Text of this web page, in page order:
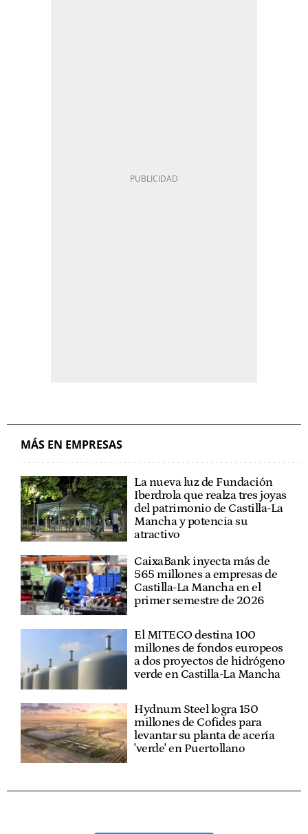
MÁS EN EMPRESAS
La nueva luz de Fundación
Iberdrola que realza tres joyas
del patrimonio de Castilla-La
Mancha y potencia su
atractivo
CaixaBank inyecta más de
565 millones a empresas de
Castilla-La Mancha en el
primer semestre de 2026
El MITECO destina 100
millones de fondos europeos
a dos proyectos de hidrógeno
verde en Castilla-La Mancha
Hydnum Steel logra 150
millones de Cofides para
levantar su planta de acería
'verde' en Puertollano